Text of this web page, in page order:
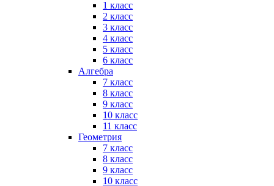
1 класс
2 класс
3 класс
4 класс
5 класс
6 класс
Алгебра
7 класс
8 класс
9 класс
10 класс
11 класс
Геометрия
7 класс
8 класс
9 класс
10 класс